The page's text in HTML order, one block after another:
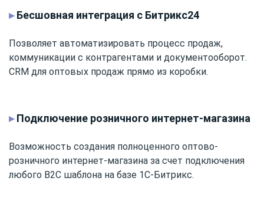
▸Бесшовная интеграция с Битрикс24
Позволяет автоматизировать процесс продаж,
коммуникации с контрагентами и документооборот.
CRM для оптовых продаж прямо из коробки.
▸Подключение розничного интернет-магазина
Возможность создания полноценного оптово-
розничного интернет-магазина за счет подключения
любого B2C шаблона на базе 1С-Битрикс.